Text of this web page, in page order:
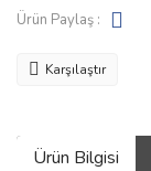
Ürün Paylaş :
Karşılaştır
Ürün Bilgisi